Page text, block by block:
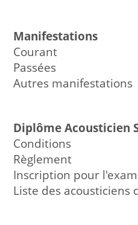
Manifestations
Courant
Passées
Autres manifestations
Diplôme Acousticien
Conditions
Règlement
Inscription pour
Liste des acousticiens